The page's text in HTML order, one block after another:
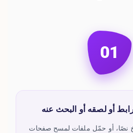
01
أو لصقه أو البحث عنه
نصًا، أو حمّل ملفات لمسح صفحات